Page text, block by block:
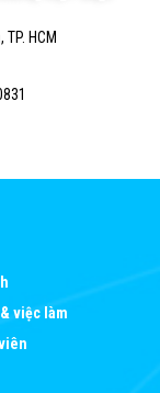
HCM
việc làm